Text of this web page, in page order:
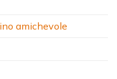
amichevole